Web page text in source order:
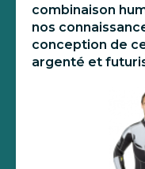
combinaison
nos
conception de
argenté et